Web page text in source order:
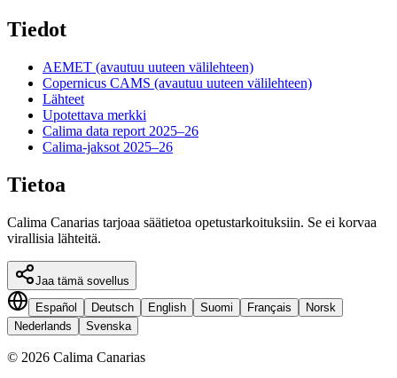
Tiedot
AEMET (avautuu uuteen välilehteen)
Copernicus CAMS (avautuu uuteen välilehteen)
Lähteet
Upotettava merkki
Calima data report 2025–26
Calima-jaksot 2025–26
Tietoa
Calima Canarias tarjoaa säätietoa opetustarkoituksiin. Se ei korvaa
virallisia lähteitä.
Jaa tämä sovellus
Español
Deutsch English Suomi Français
Norsk
Nederlands
Svenska
© 2026 Calima Canarias